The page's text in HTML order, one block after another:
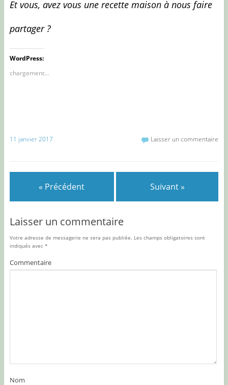
Et vous, avez vous une recette maison à nous faire
partager ?
WordPress:
chargement…
11 janvier 2017 Laisser un commentaire
« Précédent Suivant »
Laisser un commentaire
Votre adresse de messagerie ne sera pas publiée. Les champs obligatoires sont
indiqués avec *
Commentaire
Nom